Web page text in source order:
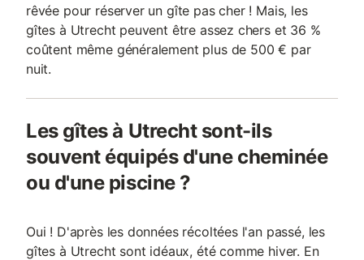
rêvée pour réserver un gîte pas cher ! Mais, les
gîtes à Utrecht peuvent être assez chers et 36 %
coûtent même généralement plus de 500 € par
nuit.
Les gîtes à Utrecht sont-ils
souvent équipés d'une cheminée
ou d'une piscine ?
Oui ! D'après les données récoltées l'an passé, les
gîtes à Utrecht sont idéaux, été comme hiver. En